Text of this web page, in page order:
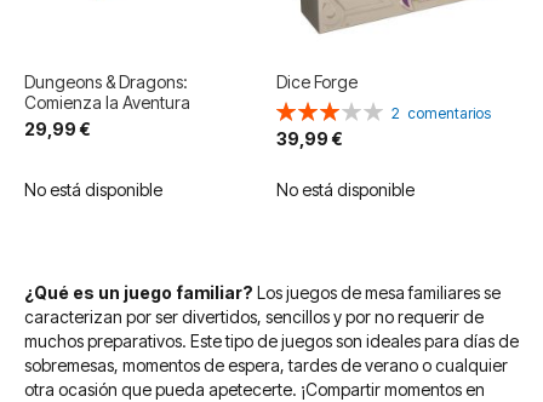
Dungeons & Dragons:
Comienza la Aventura
29,99 €
No está disponible
Dice Forge
Valoración:
60%
2 comentarios
39,99 €
No está disponible
¿Qué es un juego familiar? Los juegos de mesa familiares se
caracterizan por ser divertidos, sencillos y por no requerir de
muchos preparativos. Este tipo de juegos son ideales para días de
sobremesas, momentos de espera, tardes de verano o cualquier
otra ocasión que pueda apetecerte. ¡Compartir momentos en